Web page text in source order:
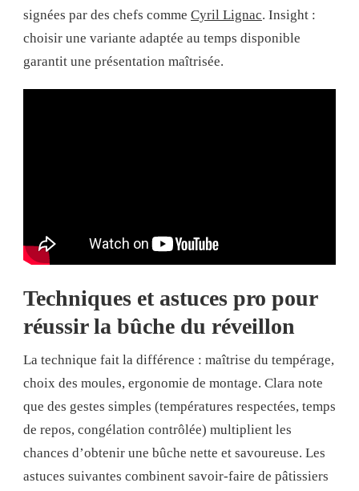
signées par des chefs comme Cyril Lignac. Insight :
choisir une variante adaptée au temps disponible
garantit une présentation maîtrisée.
Techniques et astuces pro pour
réussir la bûche du réveillon
La technique fait la différence : maîtrise du tempérage,
choix des moules, ergonomie de montage. Clara note
que des gestes simples (températures respectées, temps
de repos, congélation contrôlée) multiplient les
chances d’obtenir une bûche nette et savoureuse. Les
astuces suivantes combinent savoir‑faire de pâtissiers